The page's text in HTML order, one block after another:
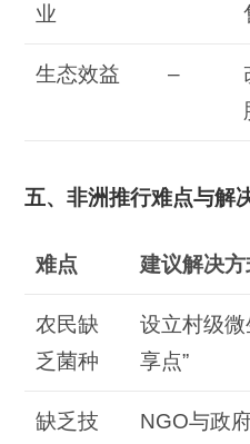
业
生态效益 –
五、非洲推行难点与解
难点 建议解决方
农民缺
乏菌种
设立村级
享点”
缺乏技
NGO与政